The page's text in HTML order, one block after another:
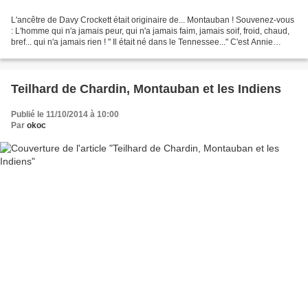
L'ancêtre de Davy Crockett était originaire de... Montauban ! Souvenez-vous
: L'homme qui n'a jamais peur, qui n'a jamais faim, jamais soif, froid, chaud,
bref... qui n'a jamais rien ! " Il était né dans le Tennessee..." C'est Annie
Teilhard de Chardin, Montauban et les Indiens
Publié le 11/10/2014 à 10:00
Par okoc